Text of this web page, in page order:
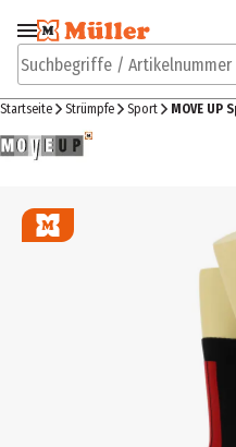
Zur Navigation
springen
Suchbegriffe / Artikelnummer
Startseite Strümpfe Sport MOVE